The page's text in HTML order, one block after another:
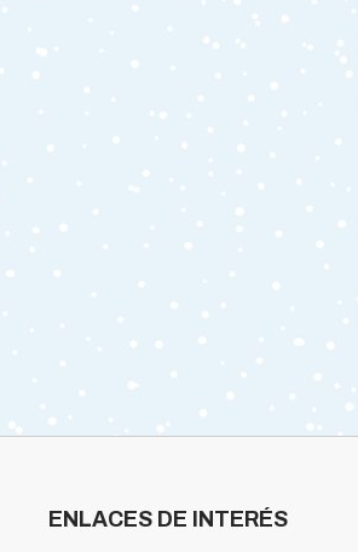
ENLACES DE INTERÉS